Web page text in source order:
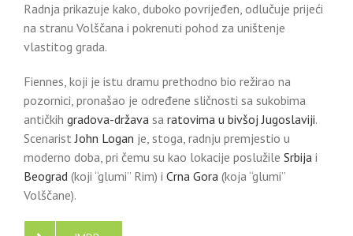
Radnja prikazuje kako, duboko povrijeđen, odlučuje prijeći
na stranu Volščana i pokrenuti pohod za uništenje
vlastitog grada.
Fiennes, koji je istu dramu prethodno bio režirao na
pozornici, pronašao je određene sličnosti sa sukobima
antičkih gradova-država sa ratovima u bivšoj Jugoslaviji.
ScenaristJohn Logan je, stoga, radnju premjestio u
moderno doba, pri čemu su kao lokacije poslužile Srbija i
Beograd (koji “glumi” Rim) i Crna Gora (koja “glumi”
Volščane).